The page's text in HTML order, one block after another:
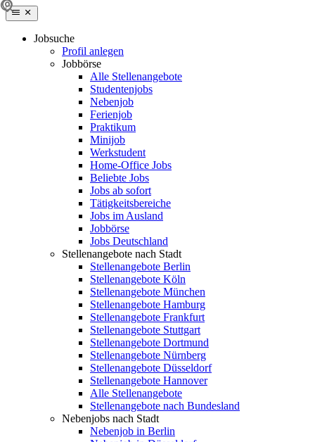
Jobsuche
Profil anlegen
Jobbörse
Alle Stellenangebote
Studentenjobs
Nebenjob
Ferienjob
Praktikum
Minijob
Werkstudent
Home-Office Jobs
Beliebte Jobs
Jobs ab sofort
Tätigkeitsbereiche
Jobs im Ausland
Jobbörse
Jobs Deutschland
Stellenangebote nach Stadt
Stellenangebote Berlin
Stellenangebote Köln
Stellenangebote München
Stellenangebote Hamburg
Stellenangebote Frankfurt
Stellenangebote Stuttgart
Stellenangebote Dortmund
Stellenangebote Nürnberg
Stellenangebote Düsseldorf
Stellenangebote Hannover
Alle Stellenangebote
Stellenangebote nach Bundesland
Nebenjobs nach Stadt
Nebenjob in Berlin